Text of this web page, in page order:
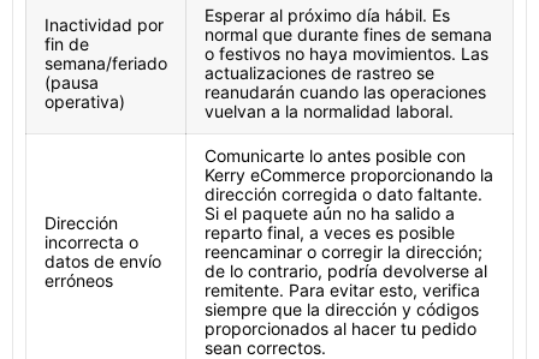
Inactividad por
fin de
semana/feriado
(pausa
operativa)
Esperar al próximo día hábil. Es
normal que durante fines de semana
o festivos no haya movimientos. Las
actualizaciones de rastreo se
reanudarán cuando las operaciones
vuelvan a la normalidad laboral.
Dirección
incorrecta o
datos de envío
erróneos
Comunicarte lo antes posible con
Kerry eCommerce proporcionando la
dirección corregida o dato faltante.
Si el paquete aún no ha salido a
reparto final, a veces es posible
reencaminar o corregir la dirección;
de lo contrario, podría devolverse al
remitente. Para evitar esto, verifica
siempre que la dirección y códigos
proporcionados al hacer tu pedido
sean correctos.